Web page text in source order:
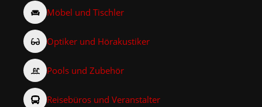
Möbel und Tischler
Optiker und Hörakustiker
Pools und Zubehör
Reisebüros und Veranstalter